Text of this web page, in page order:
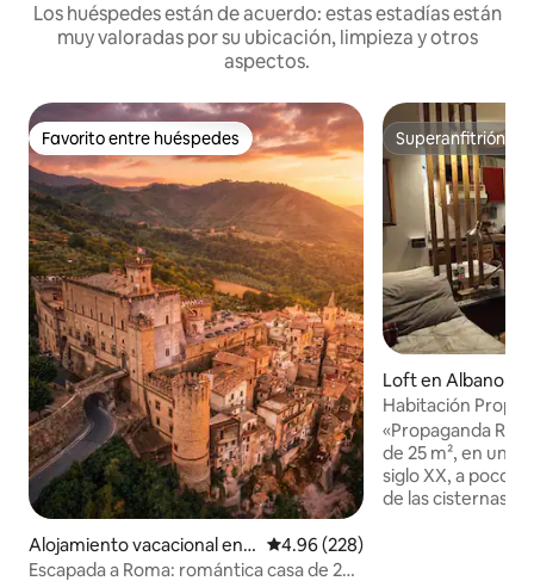
Los huéspedes están de acuerdo: estas estadías están
muy valoradas por su ubicación, limpieza y otros
aspectos.
Favorito entre huéspedes
Favorito entre huéspedes
Alojamiento vacacional en S
an Gregorio da Sassola
Calificación promedio: 4.96 de
4.96 (228)
Escapada a Roma: romántica casa de 2
Superanfitrión
Superanfitrión
Loft en Albano
Habitación
«Propaganda
de 25 m², en un
siglo XX, a pocos
de las cisternas